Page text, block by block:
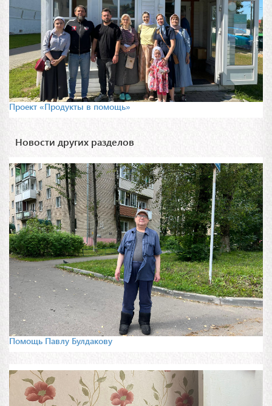
Проект «Продукты в помощь»
Новости других разделов
Помощь Павлу Булдакову